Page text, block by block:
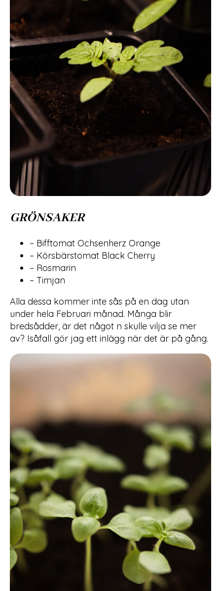
GRÖNSAKER
– Bifftomat Ochsenherz Orange
– Körsbärstomat Black Cherry
– Rosmarin
– Timjan
Alla dessa kommer inte sås på en dag utan
under hela Februari månad. Många blir
bredsådder, är det något n skulle vilja se mer
av? Isåfall gör jag ett inlägg när det är på gång.